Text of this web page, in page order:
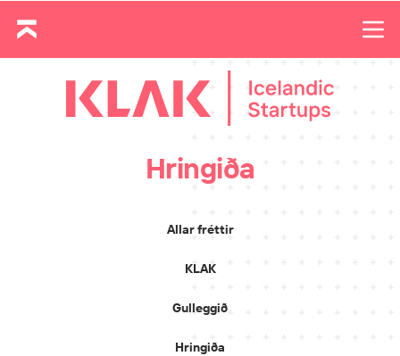
Hringiða
Allar fréttir
KLAK
Gulleggið
Hringiða